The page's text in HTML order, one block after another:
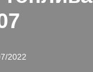
2022